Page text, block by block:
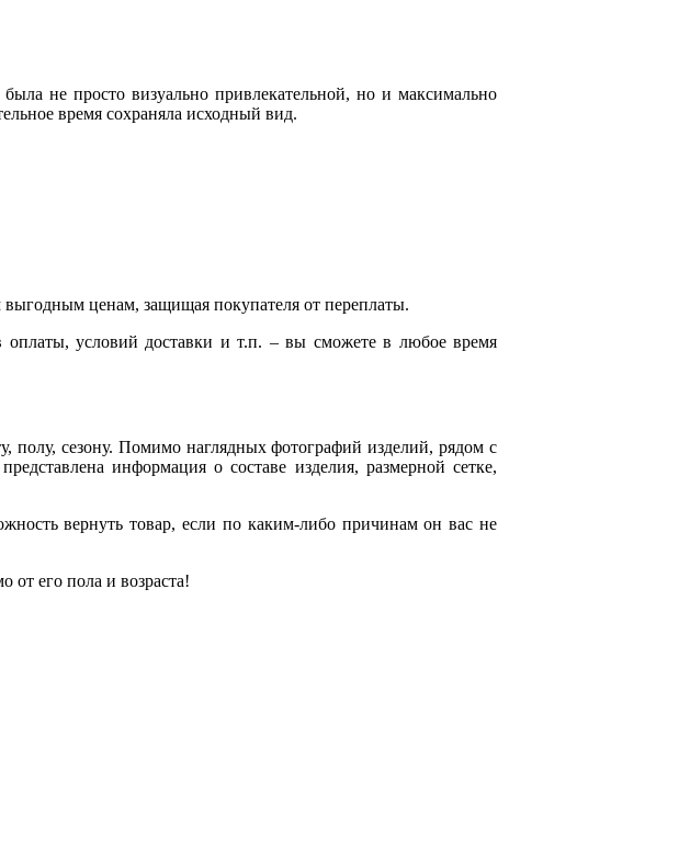
не просто визуально привлекательной, но и максимально
время сохраняла исходный вид.
выгодным ценам, защищая покупателя от переплаты.
оплаты, условий доставки и т.п. – вы сможете в любое время
полу, сезону. Помимо наглядных фотографий изделий, рядом с
информация о составе изделия, размерной сетке,
вернуть товар, если по каким-либо причинам он вас не
от его пола и возраста!